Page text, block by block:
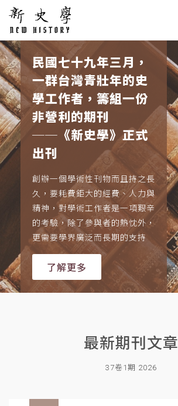
民國七十九年三月，
一群台灣青壯年的史
學工作者，籌組一份
非營利的期刊
──《新史學》正式
出刊
創辦一個學術性刊物而且持之長
久，要耗費鉅大的經費、人力與
精神，對學術工作者是一項艱辛
的考驗，除了參與者的熱忱外，
更需要學界廣泛而長期的支持
了解更多
最新期刊文章
37卷1期 2026